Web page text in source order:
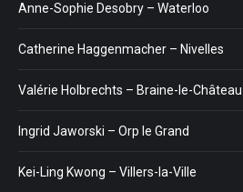
Anne-Sophie Desobry – Waterloo
Catherine Haggenmacher – Nivelles
Valérie Holbrechts – Braine-le-Château
Ingrid Jaworski – Orp le Grand
Kei-Ling Kwong – Villers-la-Ville